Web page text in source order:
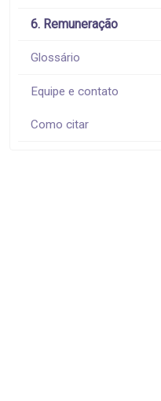
6. Remuneração
Glossário
Equipe e contato
Como citar